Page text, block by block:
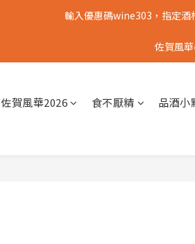
輸入優惠碼wine303，指定酒
佐賀風
佐賀風華2026 食不厭精 品酒小